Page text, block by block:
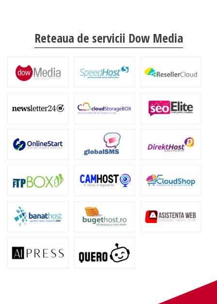
Reteaua de servicii Dow Media